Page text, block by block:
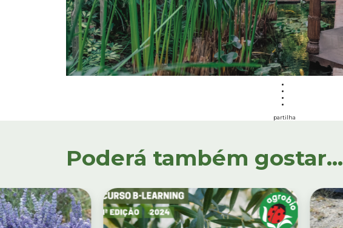
partilha
Poderá também gostar...